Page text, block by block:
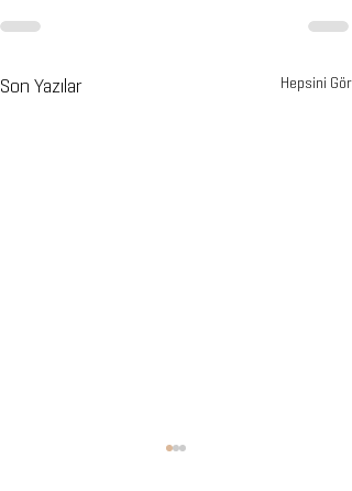
Son Yazılar Hepsini Gör